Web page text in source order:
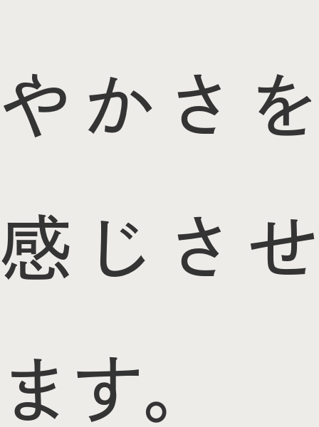
やかさを
感じさせ
ます。